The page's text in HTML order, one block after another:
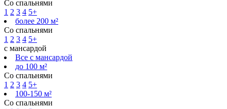
Со спальнями
1 2 3 4 5+
более 200 м²
Со спальнями
1 2 3 4 5+
с мансардой
Все с мансардой
до 100 м²
Со спальнями
1 2 3 4 5+
100-150 м²
Со спальнями